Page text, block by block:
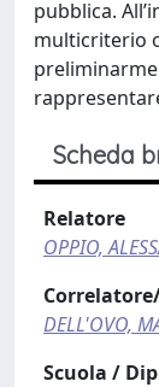
pubblica.
multicriterio
Scheda
Relatore
OPPIO,
DELL'OVO,
Scuola /